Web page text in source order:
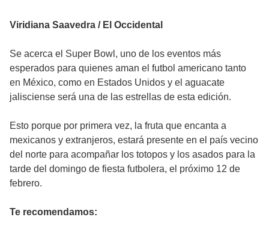
Viridiana Saavedra / El Occidental
Se acerca el Super Bowl, uno de los eventos más
esperados para quienes aman el futbol americano tanto
en México, como en Estados Unidos y el aguacate
jalisciense será una de las estrellas de esta edición.
Esto porque por primera vez, la fruta que encanta a
mexicanos y extranjeros, estará presente en el país vecino
del norte para acompañar los totopos y los asados para la
tarde del domingo de fiesta futbolera, el próximo 12 de
febrero.
Te recomendamos: